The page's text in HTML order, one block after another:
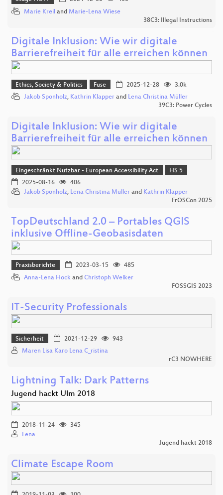
Marie Kreil and Marie-Lena Wiese
38C3: Illegal Instructions
Digitale Inklusion: Wie wir digitale
Barrierefreiheit für alle erreichen können
Ethics, Society & Politics Fuse 2025-12-28
3.0k
Jakob Sponholz, Kathrin Klapper and Lena Christina Müller
39C3: Power Cycles
Digitale Inklusion: Wie wir digitale
Barrierefreiheit für alle erreichen können
Eingeschränkt Nutzbar - European Accessibility Act
HS 5
2025-08-16
406
Jakob Sponholz, Lena Christina Müller and Kathrin Klapper
FrOSCon 2025
TopDeutschland 2.0 – Portables QGIS
inklusive Offline-Geobasisdaten
Praxisberichte 2023-03-15
485
Anna-Lena Hock and Christoph Welker
FOSSGIS 2023
IT-Security Professionals
Sicherheit 2021-12-29
943
Maren Lisa Karo Lena C_ristina
rC3 NOWHERE
Lightning Talk: Dark Patterns
Jugend hackt Ulm 2018
2018-11-24
345
Lena
Jugend hackt 2018
Climate Escape Room